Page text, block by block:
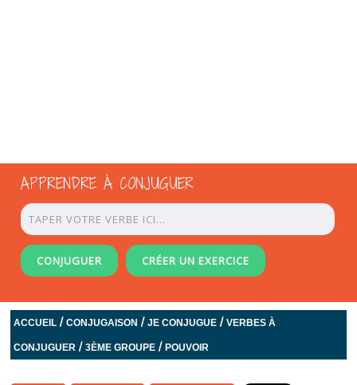
APPRENDRE À CONJUGUER
CONJUGUER CRÉER UN EXERCICE
ACCUEIL /CONJUGAISON /JE CONJUGUE /VERBES À
CONJUGUER /3ÈME GROUPE /POUVOIR